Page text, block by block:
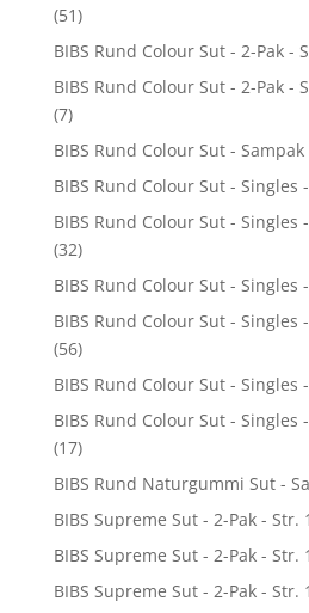
(51)
BIBS Rund Colour Sut - 2-Pak -
BIBS Rund Colour Sut - 2-Pak -
(7)
BIBS Rund Colour Sut - Sampak
BIBS Rund Colour Sut - Singles
BIBS Rund Colour Sut -
(32)
BIBS Rund Colour Sut - Singles
BIBS Rund Colour Sut -
(56)
BIBS Rund Colour Sut - Singles
BIBS Rund Colour Sut -
(17)
BIBS Rund Naturgummi Sut -
BIBS Supreme Sut - 2-Pak - Str. 1
BIBS Supreme Sut - 2-Pak -
BIBS Supreme Sut - 2-Pak - Str.